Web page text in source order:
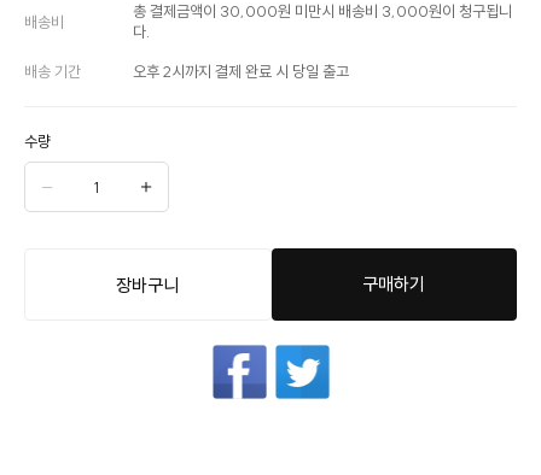
배송비
총 결제금액이 30,000원 미만시 배송비 3,000원이 청구됩니
다.
배송 기간 오후 2시까지 결제 완료 시 당일 출고
수량
장바구니 구매하기